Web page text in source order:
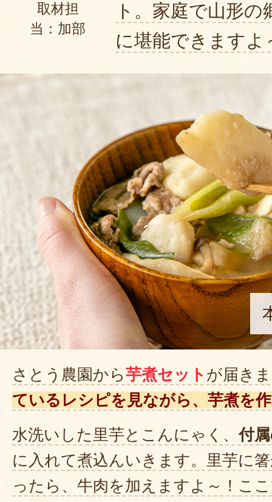
取材担
当：加部
ト。家庭で山形
に堪能できますよ
さとう農園から芋煮セット が届き
ているレシピを見ながら、芋煮を
水洗いした里芋とこんにゃく、付
に入れて煮込んいきます。里芋に
ったら、牛肉を加えますよ～！こ